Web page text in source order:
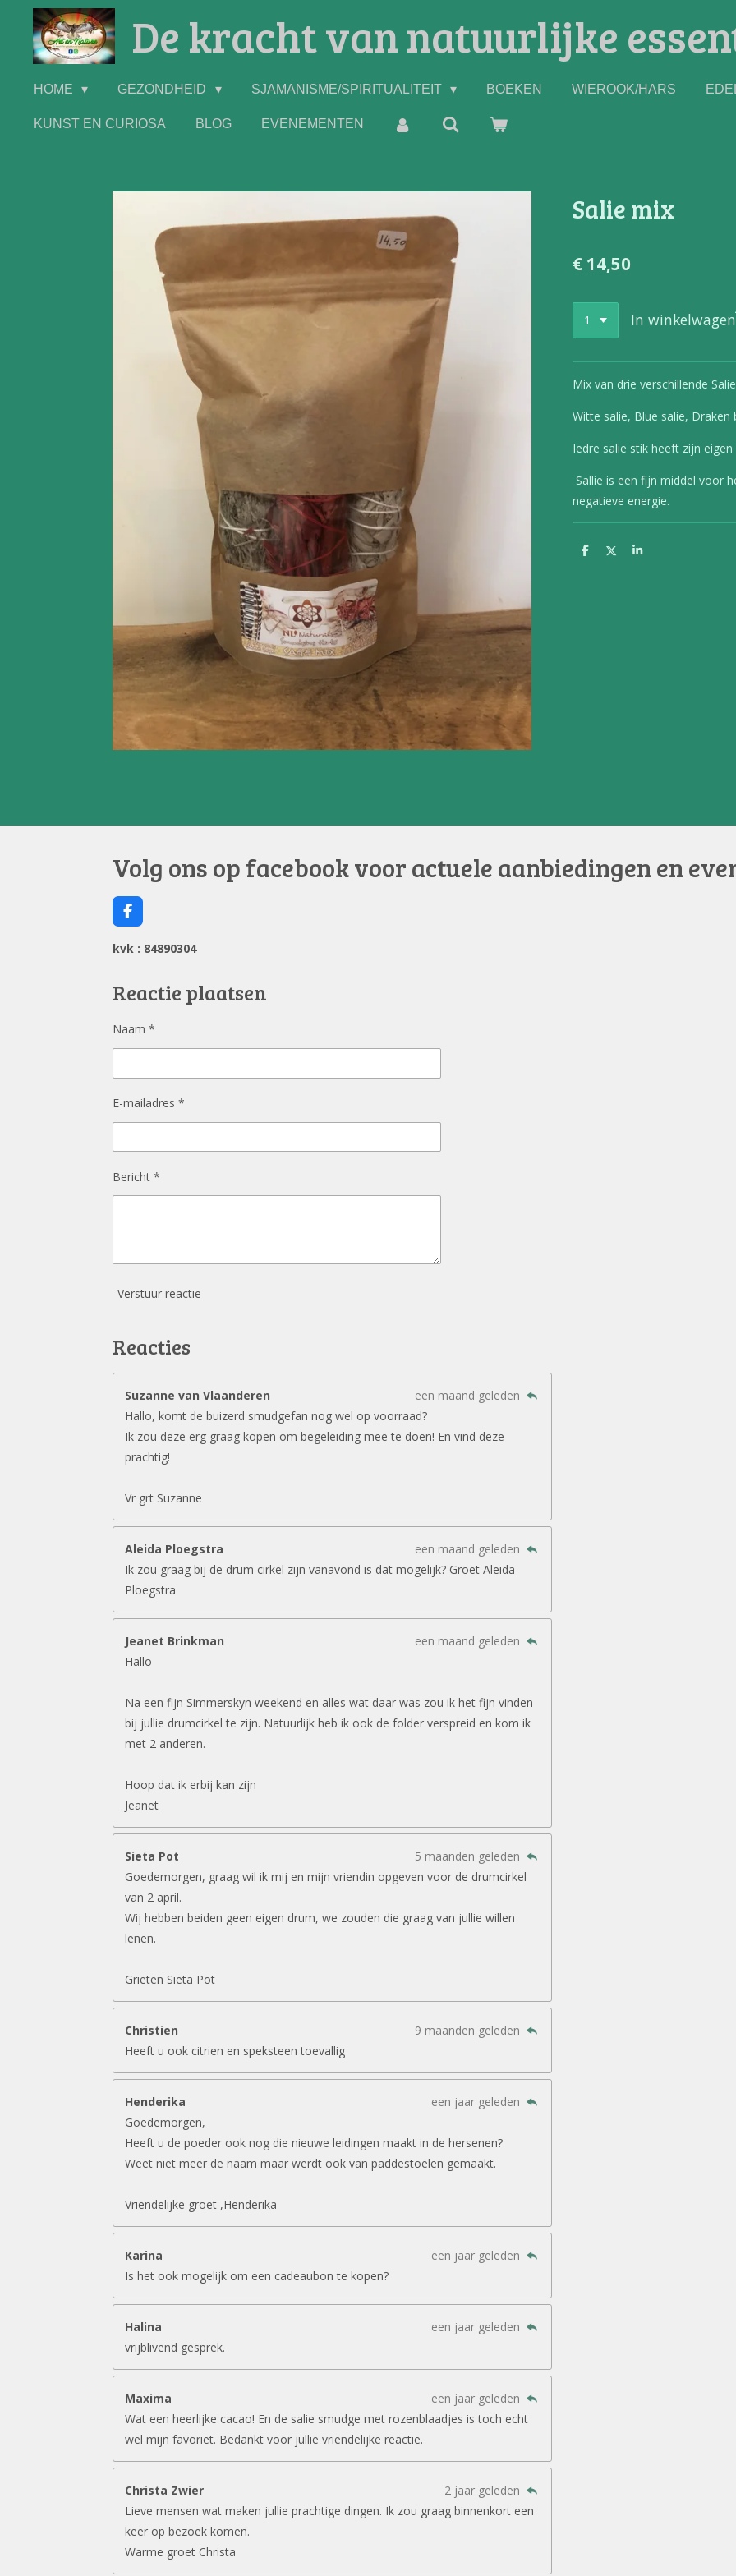
direct
De kracht van natuurlijke
HOME GEZONDHEID SJAMANISME/SPIRITUALITEIT BOEKEN WIEROOK/HARS
KUNST EN CURIOSA BLOG EVENEMENTEN
Salie mix
€ 14,50
In winkelwagen
Mix van drie verschillende
Witte salie, Blue salie, Draken
Iedre salie stik heeft zijn
Sallie is een fijn middel voor
negatieve energie.
D
D
S
Volg ons op facebook voor actuele aanbiedingen en
F
a
c
e
o
kvk : 84890304
Reactie plaatsen
Naam *
E-mailadres *
Bericht *
Verstuur reactie
Reacties
Suzanne van Vlaanderen
een maand geleden
Hallo, komt de buizerd smudgefan nog wel op voorraad?
Ik zou deze erg graag kopen om begeleiding mee te doen! En vind deze
prachtig!
Vr grt Suzanne
Aleida Ploegstra
een maand geleden
Ik zou graag bij de drum cirkel zijn vanavond is dat mogelijk? Groet Aleida
Ploegstra
Jeanet Brinkman
een maand geleden
Hallo
Na een fijn Simmerskyn weekend en alles wat daar was zou ik het fijn vinden
bij jullie drumcirkel te zijn. Natuurlijk heb ik ook de folder verspreid en kom ik
met 2 anderen.
Hoop dat ik erbij kan zijn
Jeanet
Sieta Pot
5 maanden geleden
Goedemorgen, graag wil ik mij en mijn vriendin opgeven voor de drumcirkel
van 2 april.
Wij hebben beiden geen eigen drum, we zouden die graag van jullie willen
lenen.
Grieten Sieta Pot
Christien
9 maanden geleden
Heeft u ook citrien en speksteen toevallig
Henderika
een jaar geleden
Goedemorgen,
Heeft u de poeder ook nog die nieuwe leidingen maakt in de hersenen?
Weet niet meer de naam maar werdt ook van paddestoelen gemaakt.
Vriendelijke groet ,Henderika
Karina
een jaar geleden
Is het ook mogelijk om een cadeaubon te kopen?
Halina
een jaar geleden
vrijblivend gesprek.
Maxima
een jaar geleden
Wat een heerlijke cacao! En de salie smudge met rozenblaadjes is toch echt
wel mijn favoriet. Bedankt voor jullie vriendelijke reactie.
Christa Zwier
2 jaar geleden
Lieve mensen wat maken jullie prachtige dingen. Ik zou graag binnenkort een
keer op bezoek komen.
Warme groet Christa